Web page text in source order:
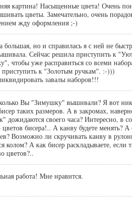
картина! Насыщенные цвета! Очень
цветы. Замечательно, очень
жду оформления ;-)
большая, но и справилась я с ней не
Сейчас решила приступить к
чтобы уже расправиться со всеми
приступить к "Золотым ручкам". :-)))
завалы наборов!!!
Вы "Зимушку" вышивали? Я вот
таких размеров. А в закромах,
дожидаются своего часа? Интересно, в
цветов бисера!.. А канву будете менять?
Возможно ли скручивать канву в
колом? А как бисер раскладываете, если
цветов?..
работа! Мне нравится.